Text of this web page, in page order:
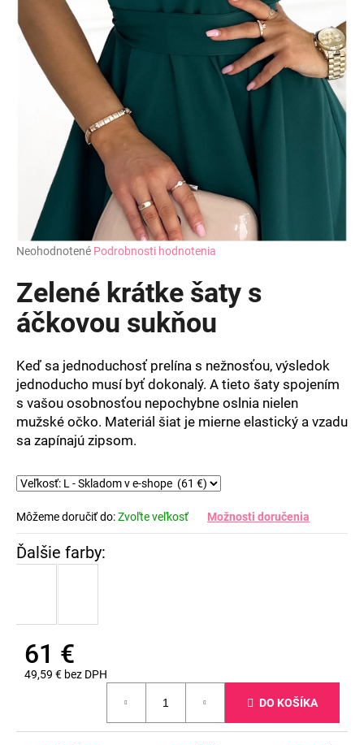
Priemerné
produktu
je
0,0
z
hviezdičiek.
Neohodnotené Podrobnosti hodnotenia
Zelené krátke šaty s
áčkovou sukňou
Keď sa jednoduchosť prelína s nežnosťou, výsledok
jednoducho musí byť dokonalý. A tieto šaty spojením
s vašou osobnosťou nepochybne oslnia nielen
mužské očko. Materiál šiat je mierne elastický a vzadu
sa zapínajú zipsom.
Môžeme doručiť do:Zvoľte veľkosť Možnosti doručenia
61 €
49,59 € bez DPH
DO KOŠÍKA